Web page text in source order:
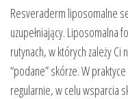
Resveraderm liposomalne
uzupełniający. Liposomalna
rutynach, w których zależy Ci
“podane” skórze. W
regularnie, w celu wsparcia